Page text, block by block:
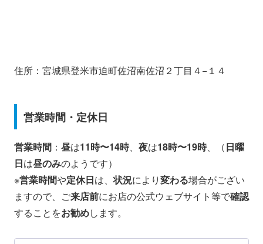
住所：宮城県登米市迫町佐沼南佐沼２丁目４−１４
営業時間・定休日
営業時間 ： 昼は11時〜14時、 夜は18時〜19時、（日曜
日は昼のみのようです）
※営業時間や定休日は、状況により変わる場合がござい
ますので、ご来店前にお店の公式ウェブサイト等で確認
することをお勧めします。